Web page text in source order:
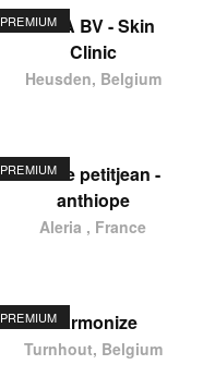
PREMIUMKIMA BV - Skin
Clinic
Heusden, Belgium
PREMIUM
elodie petitjean -
anthiope
Aleria , France
PREMIUMHarmonize
Turnhout, Belgium